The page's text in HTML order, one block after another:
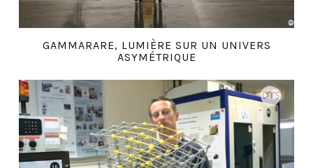
GAMMARARE, LUMIÈRE SUR UN UNIVERS
ASYMÉTRIQUE